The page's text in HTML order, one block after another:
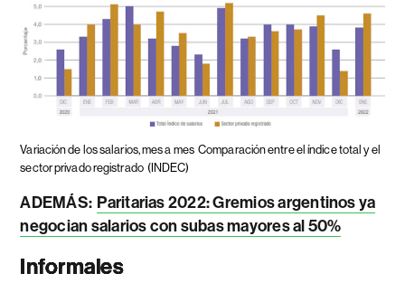
Variación de los salarios, mes a mes Comparación entre el índice total y el
sector privado registrado (INDEC)
ADEMÁS: Paritarias 2022: Gremios argentinos ya
negocian salarios con subas mayores al 50%
Informales